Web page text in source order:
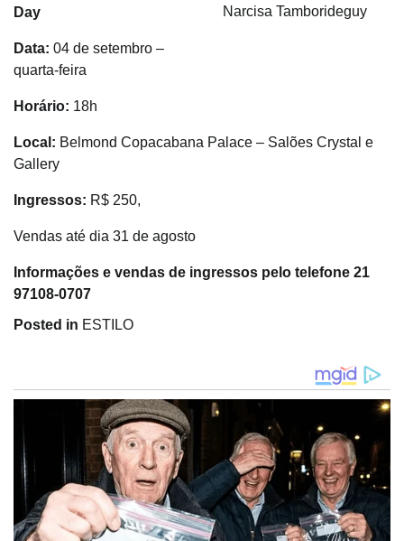
Narcisa Tamborideguy
Day
Data: 04 de setembro –
quarta-feira
Horário: 18h
Local: Belmond Copacabana Palace – Salões Crystal e
Gallery
Ingressos: R$ 250,
Vendas até dia 31 de agosto
Informações e vendas de ingressos pelo telefone 21
97108-0707
Posted in ESTILO